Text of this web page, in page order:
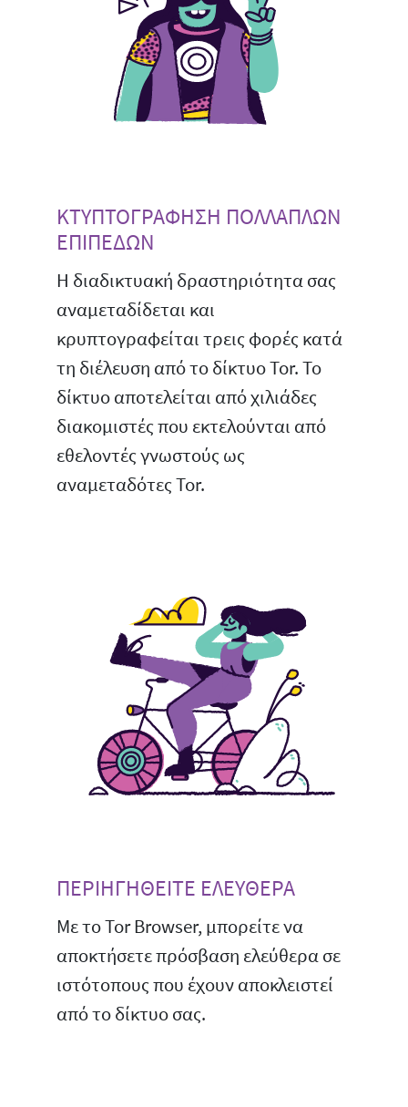
ΚΤΥΠΤΟΓΡΑΦΗΣΗ ΠΟΛΛΑΠΛΩΝ
ΕΠΙΠΕΔΩΝ
Η διαδικτυακή δραστηριότητα σας
αναμεταδίδεται και
κρυπτογραφείται τρεις φορές κατά
τη διέλευση από το δίκτυο Tor. Το
δίκτυο αποτελείται από χιλιάδες
διακομιστές που εκτελούνται από
εθελοντές γνωστούς ως
αναμεταδότες Tor.
ΠΕΡΙΗΓΗΘΕΙΤΕ ΕΛΕΥΘΕΡΑ
Με το Tor Browser, μπορείτε να
αποκτήσετε πρόσβαση ελεύθερα σε
ιστότοπους που έχουν αποκλειστεί
από το δίκτυο σας.